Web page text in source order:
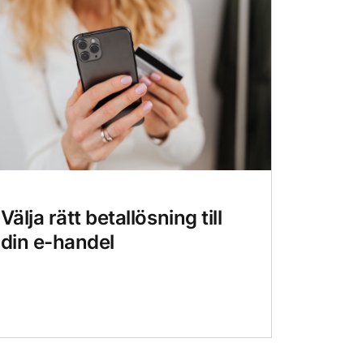
Välja rätt betallösning till
din e-handel